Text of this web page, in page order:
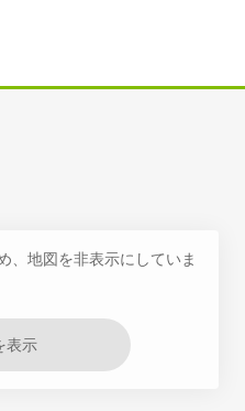
、地図を非表示にしていま
表示